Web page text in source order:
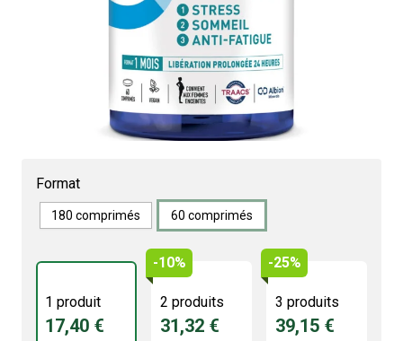
4.6/5 -
Réduit le stress
Améliore le sommeil
Format
180 comprimés 60 comprimés
1 produit
17,40 €
-10%
2 produits
31,32 €
-25%
3 produits
39,15 €